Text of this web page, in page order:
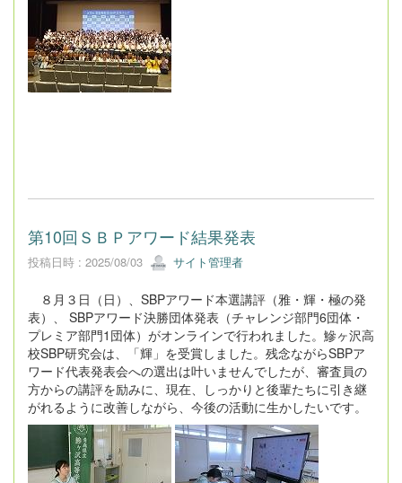
第10回ＳＢＰアワード結果発表
投稿日時 : 2025/08/03 サイト管理者
８月３日（日）、SBPアワード本選講評（雅・輝・極の発
表）、 SBPアワード決勝団体発表（チャレンジ部門6団体・
プレミア部門1団体）がオンラインで行われました。鰺ヶ沢高
校SBP研究会は、「輝」を受賞しました。残念ながらSBPア
ワード代表発表会への選出は叶いませんでしたが、審査員の
方からの講評を励みに、現在、しっかりと後輩たちに引き継
がれるように改善しながら、今後の活動に生かしたいです。